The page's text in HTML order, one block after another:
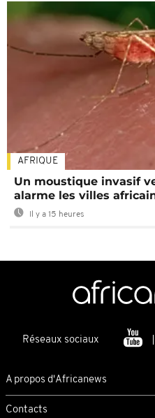
AFRIQUE
Un moustique invasif
alarme les villes
Il y a 15 heures
Réseaux sociaux
A propos d'Africanews
Contacts